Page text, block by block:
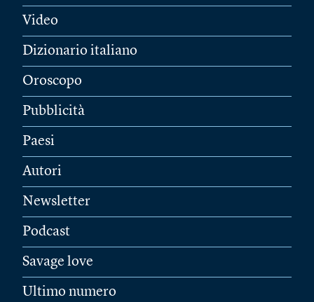
Video
Dizionario italiano
Oroscopo
Pubblicità
Paesi
Autori
Newsletter
Podcast
Savage love
Ultimo numero